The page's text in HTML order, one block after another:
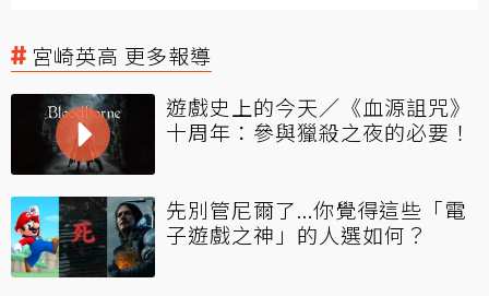
宮崎英高 更多報導
遊戲史上的今天／《血源詛咒》
十周年：參與獵殺之夜的必要！
先別管尼爾了...你覺得這些「電
子遊戲之神」的人選如何？